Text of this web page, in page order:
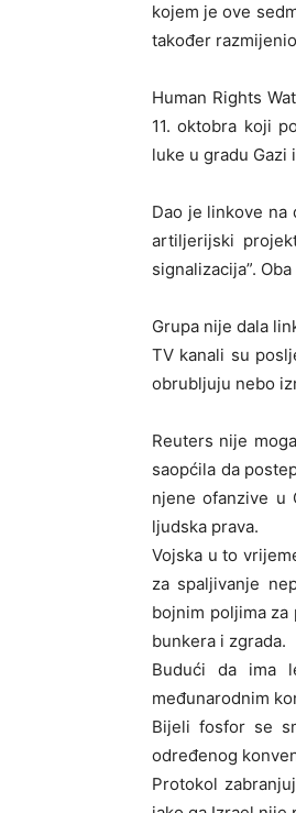
kojem je ove
također
Human Rights
11. oktobra koji
luke u gradu Gazi
Dao je linkove na
artiljerijski
signalizacija”.
Grupa nije dala
TV kanali su
obrubljuju nebo
Reuters nije
saopćila da
njene ofanzive u
ljudska prava.
Vojska u to
za spaljivanje
bojnim poljima
bunkera i zgrada.
Budući da ima
međunarodnim
Bijeli fosfor se
određenog
Protokol